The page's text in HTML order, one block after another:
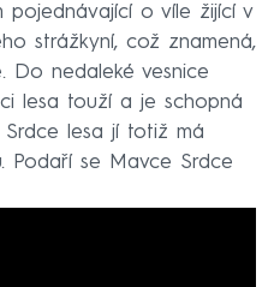
pojednávající o víle žijící v
strážkyní, což znamená,
Do nedaleké vesnice
lesa touží a je schopná
Srdce lesa jí totiž má
Podaří se Mavce Srdce